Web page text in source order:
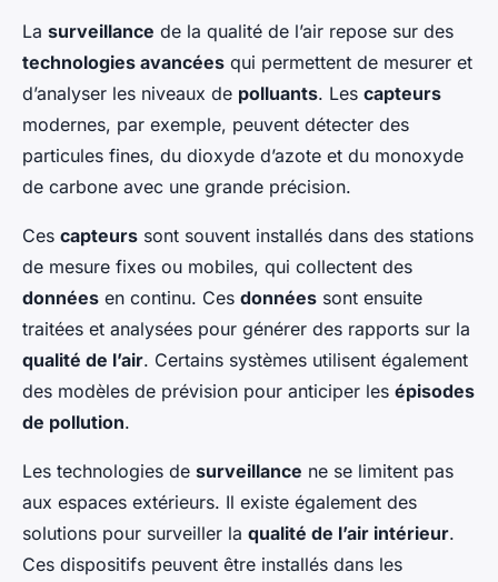
La surveillance de la qualité de l’air repose sur des
technologies avancées qui permettent de mesurer et
d’analyser les niveaux de polluants. Les capteurs
modernes, par exemple, peuvent détecter des
particules fines, du dioxyde d’azote et du monoxyde
de carbone avec une grande précision.
Ces capteurs sont souvent installés dans des stations
de mesure fixes ou mobiles, qui collectent des
données en continu. Ces données sont ensuite
traitées et analysées pour générer des rapports sur la
qualité de l’air. Certains systèmes utilisent également
des modèles de prévision pour anticiper les épisodes
de pollution.
Les technologies de surveillance ne se limitent pas
aux espaces extérieurs. Il existe également des
solutions pour surveiller la qualité de l’air intérieur.
Ces dispositifs peuvent être installés dans les